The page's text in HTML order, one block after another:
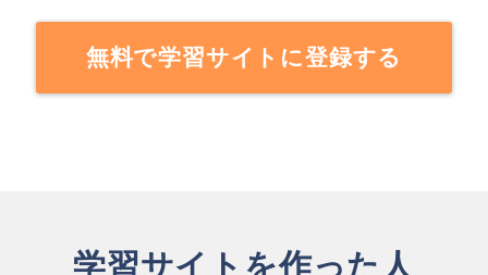
無料で学習サイトに登録する
学習サイトを作った人